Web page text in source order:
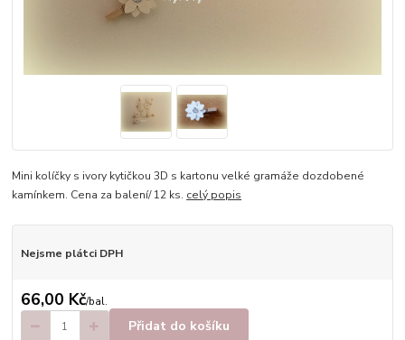
Mini kolíčky s ivory kytičkou 3D s kartonu velké gramáže dozdobené
kamínkem. Cena za balení/ 12 ks. celý popis
Nejsme plátci DPH
66,00 Kč/bal.
Přidat do košíku